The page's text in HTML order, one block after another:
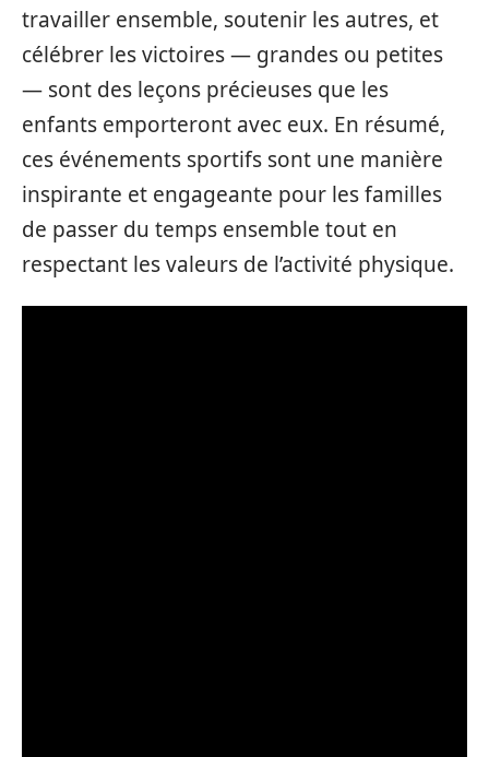
travailler ensemble, soutenir les autres, et
célébrer les victoires — grandes ou petites
— sont des leçons précieuses que les
enfants emporteront avec eux. En résumé,
ces événements sportifs sont une manière
inspirante et engageante pour les familles
de passer du temps ensemble tout en
respectant les valeurs de l’activité physique.